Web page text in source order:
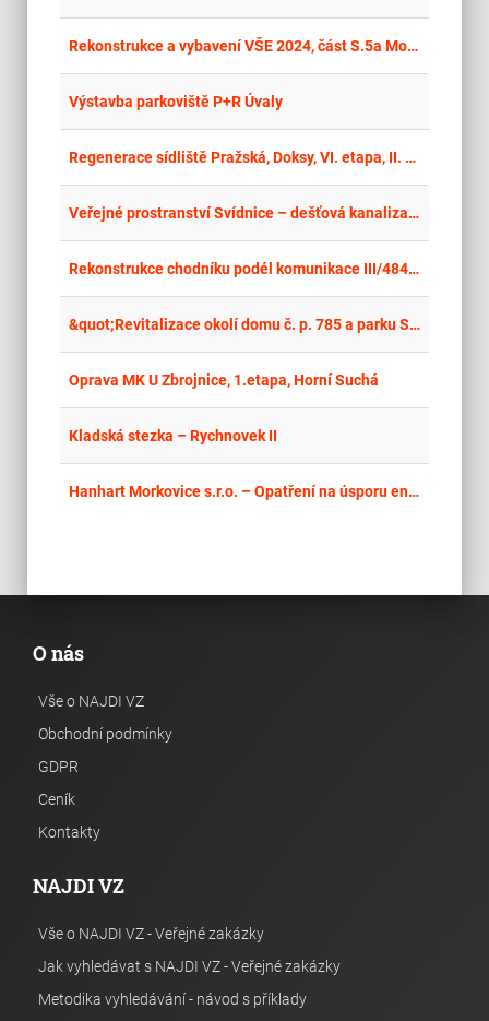
Rekonstrukce a vybavení VŠE 2024, část S.5a Modernizace počítačových učeben JM 357, 359, 360 a 361 – stavební práce
Výstavba parkoviště P+R Úvaly
Regenerace sídliště Pražská, Doksy, VI. etapa, II. část
Veřejné prostranství Svídnice – dešťová kanalizace
Rekonstrukce chodníku podél komunikace III/48411
&quot;Revitalizace okolí domu č. p. 785 a parku Smíření II v Hostinném“ – stavba a vegetační úpravy
Oprava MK U Zbrojnice, 1.etapa, Horní Suchá
Kladská stezka – Rychnovek II
Hanhart Morkovice s.r.o. – Opatření na úsporu energií
O nás
Vše o NAJDI VZ
Obchodní podmínky
GDPR
Ceník
Kontakty
NAJDI VZ
Vše o NAJDI VZ - Veřejné zakázky
Jak vyhledávat s NAJDI VZ - Veřejné zakázky
Metodika vyhledávání - návod s příklady